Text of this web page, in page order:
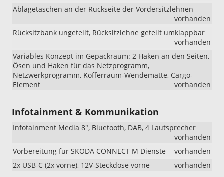
Ablagetaschen an der Rückseite der Vordersitzlehnen
vorhanden
Rücksitzbank ungeteilt, Rücksitzlehne geteilt umklappbar
vorhanden
Variables Konzept im Gepäckraum: 2 Haken an den Seiten,
Ösen und Haken für das Netzprogramm,
Netzwerkprogramm, Kofferraum-Wendematte, Cargo-
Element
vorhanden
Infotainment & Kommunikation
Infotainment Media 8", Bluetooth, DAB, 4 Lautsprecher
vorhanden
Vorbereitung für SKODA CONNECT M Dienste
vorhanden
2x USB-C (2x vorne), 12V-Steckdose vorne
vorhanden